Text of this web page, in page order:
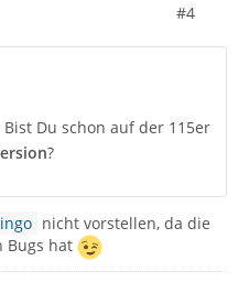
#4
Bist Du schon auf der 115er
?
nicht vorstellen, da die
Bugs hat